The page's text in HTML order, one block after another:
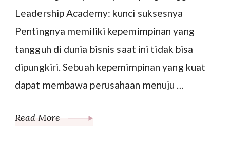
Leadership Academy: kunci suksesnya
Pentingnya memiliki kepemimpinan yang
tangguh di dunia bisnis saat ini tidak bisa
dipungkiri. Sebuah kepemimpinan yang kuat
dapat membawa perusahaan menuju …
Read More